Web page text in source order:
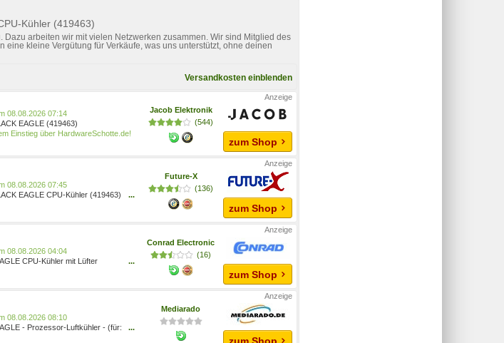
Kühler (419463)
arbeiten wir mit vielen Netzwerken zusammen. Wir sind Mitglied des
eine kleine Vergütung für Verkäufe, was uns unterstützt, ohne deinen
Versandkosten einblenden
08.08.2026 07:14
EAGLE (419463)
Einstieg über HardwareSchotte.de!
Jacob Elektronik
(544)
zum Shop
08.08.2026 07:45
EAGLE CPU-Kühler (419463)
...
Future-X
(136)
zum Shop
08.08.2026 04:04
CPU-Kühler mit Lüfter
...
Conrad Electronic
(16)
zum Shop
08.08.2026 08:10
- Prozessor-Luftkühler - (für:
...
Mediarado